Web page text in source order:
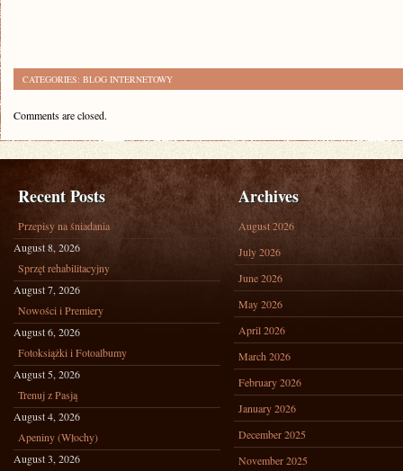
CATEGORIES: BLOG INTERNETOWY
Comments are closed.
Recent Posts
Przepisy na śniadania
August 8, 2026
Sprzęt rehabilitacyjny
August 7, 2026
Nowości i Premiery
August 6, 2026
Fotoksiążki i Fotoalbumy
August 5, 2026
Trenuj z Pasją
August 4, 2026
Apeniny (Włochy)
August 3, 2026
Archives
August 2026
July 2026
June 2026
May 2026
April 2026
March 2026
February 2026
January 2026
December 2025
November 2025